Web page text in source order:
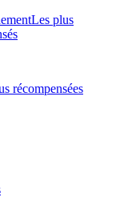
Les plus
récompensées